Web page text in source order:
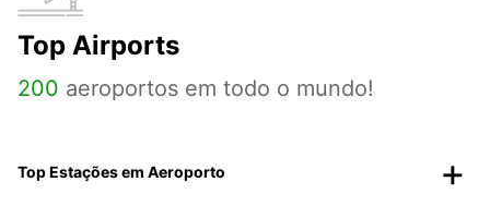
Top Airports
200 aeroportos em todo o mundo!
Top Estações em Aeroporto